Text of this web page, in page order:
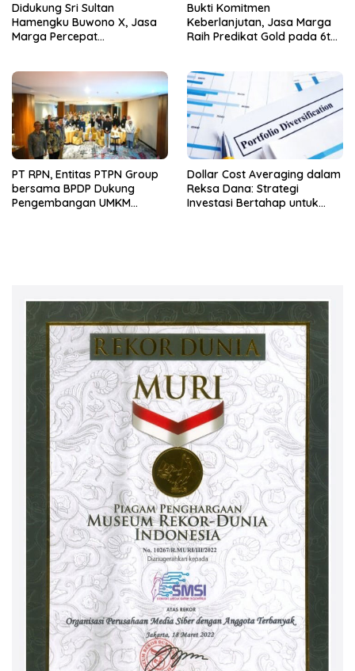
Didukung Sri Sultan
Hamengku Buwono X, Jasa
Marga Percepat
untuk Dukung Konektivitas
DIY
Bukti Komitmen
Keberlanjutan, Jasa Marga
Raih Predikat Gold pada 6th
PT RPN, Entitas PTPN Group
bersama BPDP Dukung
Pengembangan UMKM
Dollar Cost Averaging dalam
Reksa Dana: Strategi
Investasi Bertahap untuk